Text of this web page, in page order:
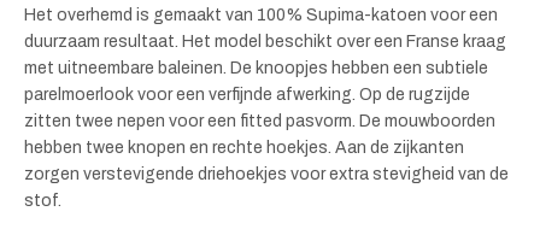
Het overhemd is gemaakt van 100% Supima-katoen voor een
duurzaam resultaat. Het model beschikt over een Franse kraag
met uitneembare baleinen. De knoopjes hebben een subtiele
parelmoerlook voor een verfijnde afwerking. Op de rugzijde
zitten twee nepen voor een fitted pasvorm. De mouwboorden
hebben twee knopen en rechte hoekjes. Aan de zijkanten
zorgen verstevigende driehoekjes voor extra stevigheid van de
stof.